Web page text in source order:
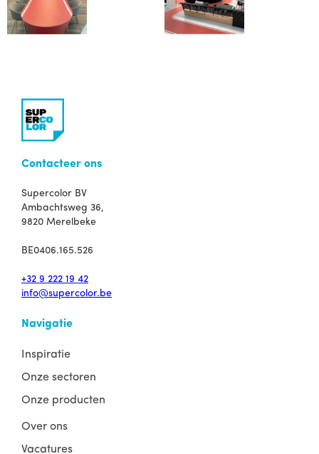
Contacteer ons
Supercolor BV
Ambachtsweg 36,
9820 Merelbeke
BE0406.165.526
+32 9 222 19 42
info@supercolor.be
Navigatie
Inspiratie
Onze sectoren
Onze producten
Over ons
Vacatures